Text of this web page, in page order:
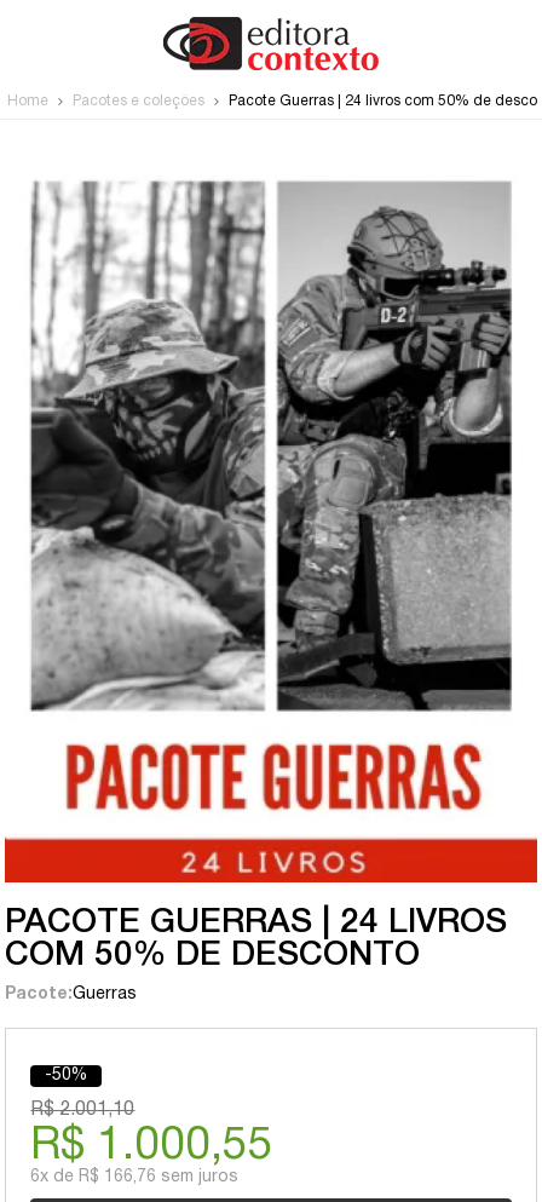
Home Pacotes e coleções Pacote Guerras | 24 livros com 50% de
PACOTE GUERRAS | 24 LIVROS
COM 50% DE DESCONTO
Pacote:Guerras
-50%
R$ 2.001,10
R$ 1.000,55
6x de R$ 166,76 sem juros